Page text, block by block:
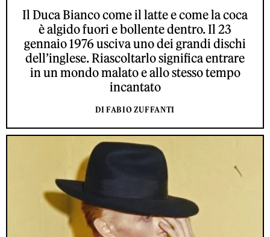
Il Duca Bianco come il latte e come la coca
è algido fuori e bollente dentro. Il 23
gennaio 1976 usciva uno dei grandi dischi
dell’inglese. Riascoltarlo significa entrare
in un mondo malato e allo stesso tempo
incantato
DI FABIO ZUFFANTI